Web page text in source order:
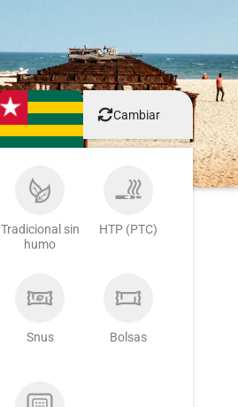
Cambiar
Tradicional sin
humo
HTP (PTC)
Snus Bolsas